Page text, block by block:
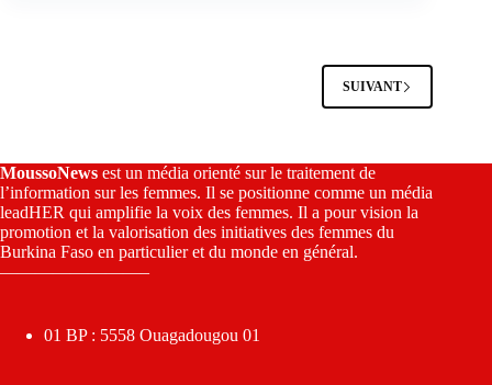
SUIVANT
MoussoNews est un média orienté sur le traitement de
l’information sur les femmes. Il se positionne comme un média
leadHER qui amplifie la voix des femmes. Il a pour vision la
promotion et la valorisation des initiatives des femmes du
Burkina Faso en particulier et du monde en général.
————————–
01 BP : 5558 Ouagadougou 01